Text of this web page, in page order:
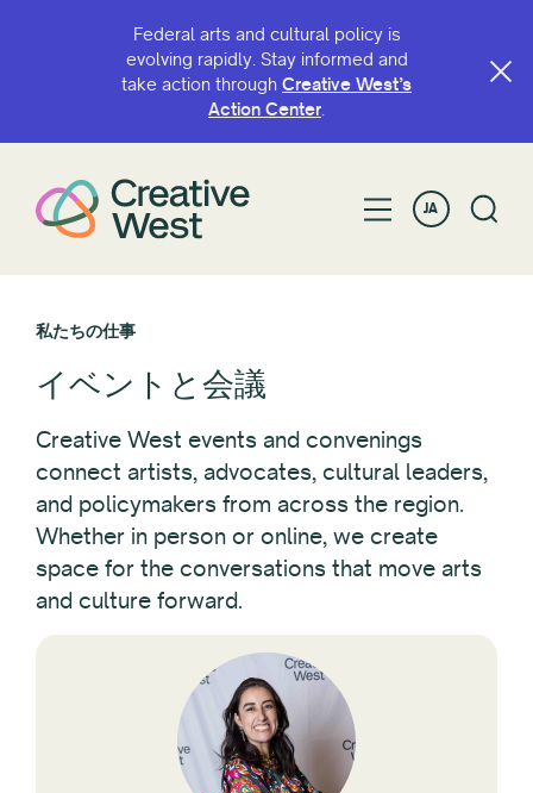
Federal arts and cultural policy is
evolving rapidly. Stay informed and
take action through Creative West’s
Action Center.
JA
私たちの仕事
イベントと会議
Creative West events and convenings
connect artists, advocates, cultural leaders,
and policymakers from across the region.
Whether in person or online, we create
space for the conversations that move arts
and culture forward.